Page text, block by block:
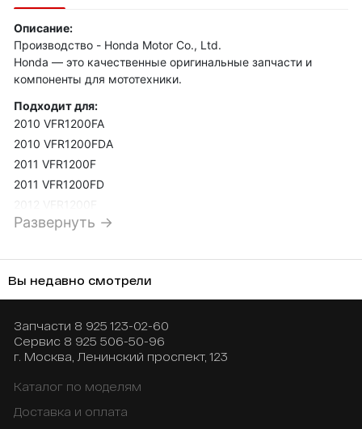
Описание:
Производство - Honda Motor Co., Ltd.
Honda — это качественные оригинальные запчасти и
компоненты для мототехники.
Подходит для:
2010 VFR1200FA
2010 VFR1200FDA
2011 VFR1200F
2011 VFR1200FD
2012 VFR1200FD
2015 VFR1200F
Развернуть →
Вы недавно смотрели
Запчасти 8 925 123-02-60
Сервис 8 925 506-50-96
г. Москва, Ленинский проспект, 123
Каталог по моделям
Доставка и оплата